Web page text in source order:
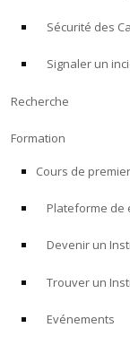
Sécurité des
Signaler un
Recherche
Formation
Cours de
Plateforme de
Devenir un
Trouver un
Evénements